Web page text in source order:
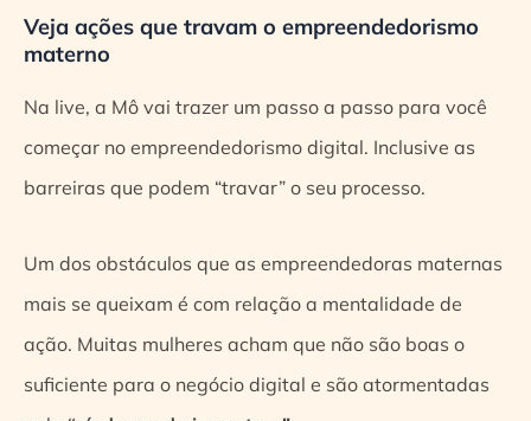
Veja ações que travam o empreendedorismo
materno
Na live, a Mô vai trazer um passo a passo para você
começar no empreendedorismo digital. Inclusive as
barreiras que podem “travar” o seu processo.
Um dos obstáculos que as empreendedoras maternas
mais se queixam é com relação a mentalidade de
ação. Muitas mulheres acham que não são boas o
suficiente para o negócio digital e são atormentadas